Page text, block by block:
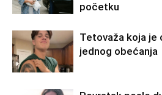
početku
Tetovaža koja je
jednog obećanja